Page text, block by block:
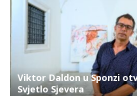
Viktor Daldon u Sponzi
Svjetlo Sjevera